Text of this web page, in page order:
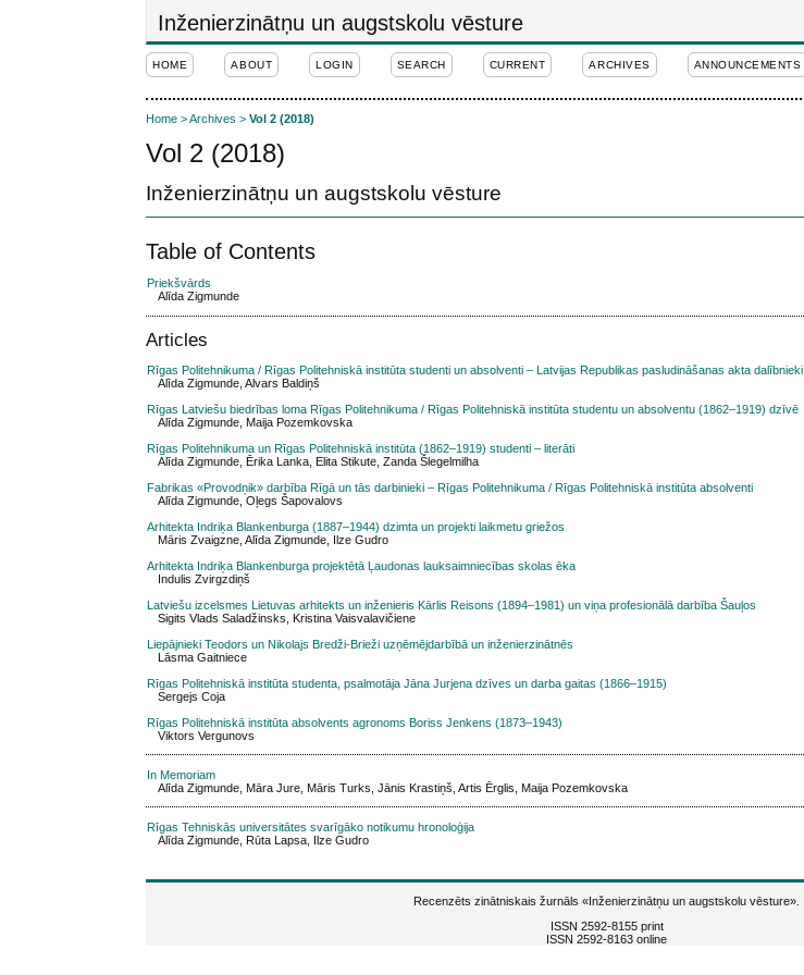
Inženierzinātņu un augstskolu vēsture
HOME ABOUT LOGIN SEARCH CURRENT ARCHIVES ANNOUNCEMENTS
Home >Archives >Vol 2 (2018)
Vol 2 (2018)
Inženierzinātņu un augstskolu vēsture
Table of Contents
Priekšvārds
Alīda Zigmunde
Articles
Rīgas Politehnikuma / Rīgas Politehniskā institūta studenti un absolventi – Latvijas Republikas pasludināšanas akta dalībnieki
Alīda Zigmunde, Alvars Baldiņš
Rīgas Latviešu biedrības loma Rīgas Politehnikuma / Rīgas Politehniskā institūta studentu un absolventu (1862–1919) dzīvē
Alīda Zigmunde, Maija Pozemkovska
Rīgas Politehnikuma un Rīgas Politehniskā institūta (1862–1919) studenti – literāti
Alīda Zigmunde, Ērika Lanka, Elita Stikute, Zanda Šlegelmilha
Fabrikas «Provodņik» darbība Rīgā un tās darbinieki – Rīgas Politehnikuma / Rīgas Politehniskā institūta absolventi
Alīda Zigmunde, Oļegs Šapovalovs
Arhitekta Indriķa Blankenburga (1887–1944) dzimta un projekti laikmetu griežos
Māris Zvaigzne, Alīda Zigmunde, Ilze Gudro
Arhitekta Indriķa Blankenburga projektētā Ļaudonas lauksaimniecības skolas ēka
Indulis Zvirgzdiņš
Latviešu izcelsmes Lietuvas arhitekts un inženieris Kārlis Reisons (1894–1981) un viņa profesionālā darbība Šauļos
Sigits Vlads Saladžinsks, Kristina Vaisvalavičiene
Liepājnieki Teodors un Nikolajs Bredži-Brieži uzņēmējdarbībā un inženierzinātnēs
Lāsma Gaitniece
Rīgas Politehniskā institūta studenta, psalmotāja Jāna Jurjena dzīves un darba gaitas (1866–1915)
Sergejs Coja
Rīgas Politehniskā institūta absolvents agronoms Boriss Jenkens (1873–1943)
Viktors Vergunovs
In Memoriam
Alīda Zigmunde, Māra Jure, Māris Turks, Jānis Krastiņš, Artis Ērglis, Maija Pozemkovska
Rīgas Tehniskās universitātes svarīgāko notikumu hronoloģija
Alīda Zigmunde, Rūta Lapsa, Ilze Gudro
Recenzēts zinātniskais žurnāls«Inženierzinātņu un augstskolu vēsture».
ISSN 2592-8155 print
ISSN 2592-8163 online